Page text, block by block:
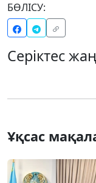
БӨЛІСУ:
Серіктес
Ұқсас